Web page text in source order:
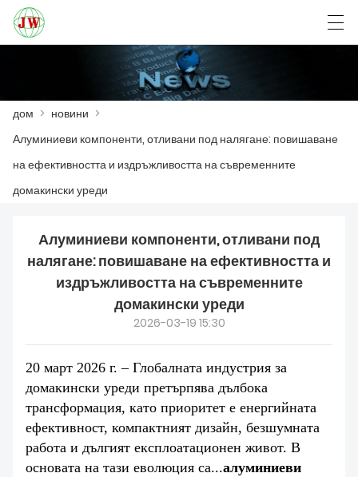
ПРОДУКТ
СЛУЧАЙ
VISITA Á FÁBRICA
СВЪРЖЕТЕ СЕ С НАС
ЗА НАС
Български Deutsch
дом > новини >
Алуминиеви компоненти, отливани под налягане: повишаване
на ефективността и издръжливостта на съвременните
домакински уреди
Алуминиеви компоненти, отливани под
налягане: повишаване на ефективността и
издръжливостта на съвременните
домакински уреди
2026-03-19 15:30
20 март 2026 г. – Глобалната индустрия за
домакински уреди претърпява дълбока
трансформация, като приоритет е енергийната
ефективност, компактният дизайн, безшумната
работа и дългият експлоатационен живот. В
основата на тази еволюция са...алуминиеви